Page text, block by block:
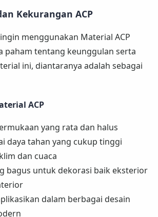
Kekurangan ACP
menggunakan Material ACP
paham tentang keunggulan serta
ini, diantaranya adalah sebagai
ACP
yang rata dan halus
daya tahan yang cukup tinggi
dan cuaca
bagus untuk dekorasi baik eksterior
dalam berbagai desain